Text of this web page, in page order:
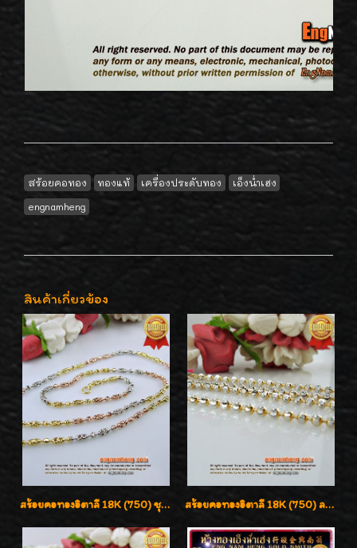
สร้อยคอทอง ทองแท้ เครื่องประดับทอง
เอ็งน่ำเฮง
engnamheng
สินค้าเกี่ยวข้อง
สร้อยคอทองอิตาลี 18K (750) ชุบ 3 สี แกะลายสวยรุ่นใหม่ ลายละเอียดเงาวิบวับค่ะ สร้อยคอทองอิตาลี 18K (750) ลายยินตันแกะมูนคัดสวย ลายนี้เงามากๆค่ะ ใส่ทนแข็งแรง